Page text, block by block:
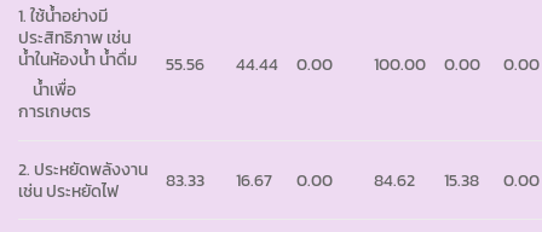
1. ใช้น้ำอย่างมี
ประสิทธิภาพ เช่น
น้ำในห้องน้ำ น้ำดื่ม
น้ำเพื่อ
การเกษตร
55.56 44.44 0.00 100.00 0.00 0.00
2. ประหยัดพลังงาน
เช่น ประหยัดไฟ
83.33 16.67 0.00 84.62 15.38 0.00